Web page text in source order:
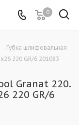
0
- Губка шлифовальная
220 GR/6 201083
Granat 220.
220 GR/6